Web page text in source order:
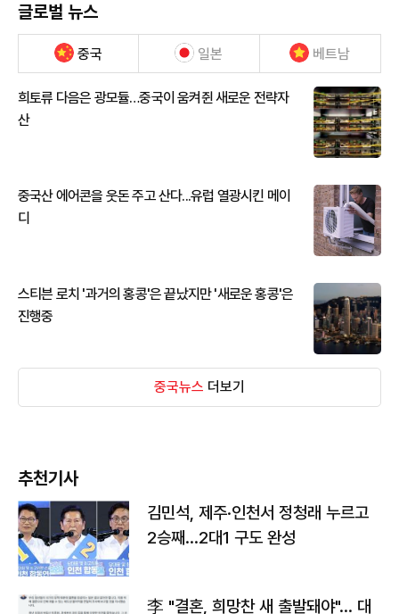
글로벌 뉴스
중국 일본 베트남
희토류 다음은 광모듈…중국이 움켜쥔 새로운 전략자
산
중국산 에어콘을 웃돈 주고 산다...유럽 열광시킨 메이
디
스티븐 로치 '과거의 홍콩'은 끝났지만 '새로운 홍콩'은
진행중
중국뉴스 더보기
추천기사
김민석, 제주·인천서 정청래 누르고
2승째…2대1 구도 완성
李 "결혼, 희망찬 새 출발돼야"… 대